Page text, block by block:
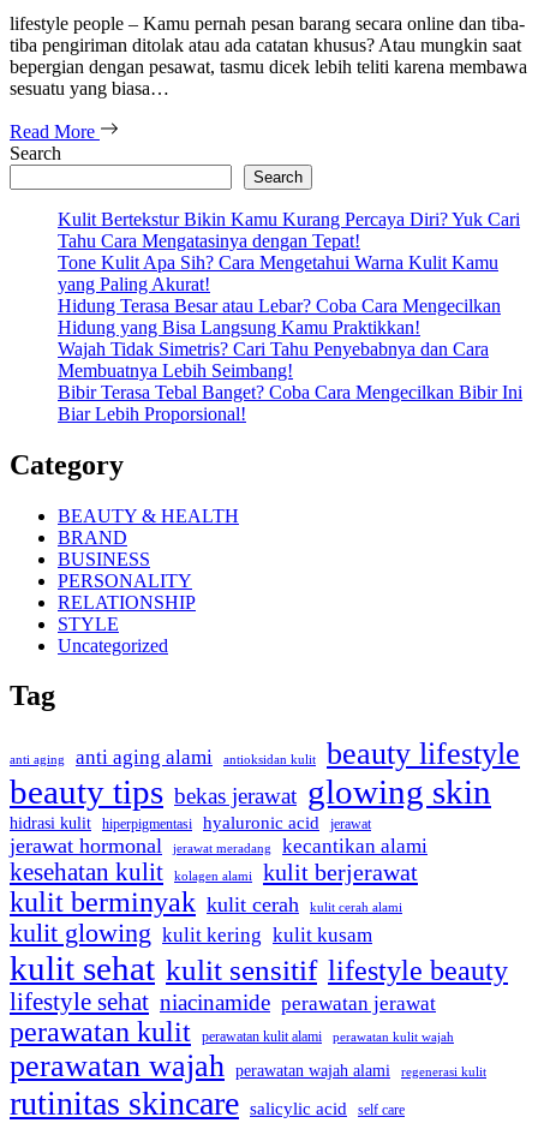
lifestyle people – Kamu pernah pesan barang secara online dan tiba-
tiba pengiriman ditolak atau ada catatan khusus? Atau mungkin saat
bepergian dengan pesawat, tasmu dicek lebih teliti karena membawa
sesuatu yang biasa…
Read More
Search
Search
Kulit Bertekstur Bikin Kamu Kurang Percaya Diri? Yuk Cari
Tahu Cara Mengatasinya dengan Tepat!
Tone Kulit Apa Sih? Cara Mengetahui Warna Kulit Kamu
yang Paling Akurat!
Hidung Terasa Besar atau Lebar? Coba Cara Mengecilkan
Hidung yang Bisa Langsung Kamu Praktikkan!
Wajah Tidak Simetris? Cari Tahu Penyebabnya dan Cara
Membuatnya Lebih Seimbang!
Bibir Terasa Tebal Banget? Coba Cara Mengecilkan Bibir Ini
Biar Lebih Proporsional!
Category
BEAUTY & HEALTH
BRAND
BUSINESS
PERSONALITY
RELATIONSHIP
STYLE
Uncategorized
Tag
anti aging anti aging alami antioksidan kulit beauty lifestyle
beauty tips bekas jerawat glowing skin
hidrasi kulit hiperpigmentasi hyaluronic acid jerawat
jerawat hormonal jerawat meradang kecantikan alami
kesehatan kulit kolagen alami kulit berjerawat
kulit berminyak kulit cerah kulit cerah alami
kulit glowing kulit kering kulit kusam
kulit sehat kulit sensitif lifestyle beauty
lifestyle sehat niacinamide perawatan jerawat
perawatan kulit perawatan kulit alami perawatan kulit wajah
perawatan wajah perawatan wajah alami regenerasi kulit
rutinitas skincare salicylic acid self care